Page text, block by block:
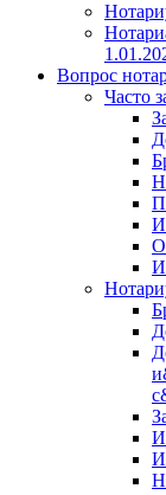
Вопрос
Часто